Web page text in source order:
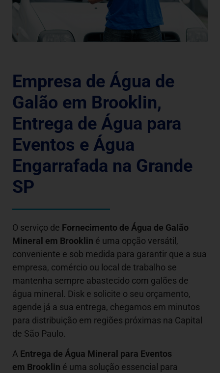
Empresa de Água de
Galão em Brooklin,
Entrega de Água para
Eventos e Água
Engarrafada na Grande
SP
O serviço de Fornecimento de Água de Galão
Mineral em Brooklin é uma opção versátil,
conveniente e sob medida para garantir que a sua
empresa, comércio ou local de trabalho se
mantenha sempre abastecido com galões de
água mineral. Disk e solicite o seu orçamento,
agende já a sua entrega, chegamos em minutos
para distribuição em regiões próximas na Capital
de São Paulo.
A Entrega de Água Mineral para Eventos
em Brooklin é uma solução essencial para